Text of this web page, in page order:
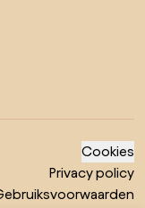
Cookies
Privacy policy